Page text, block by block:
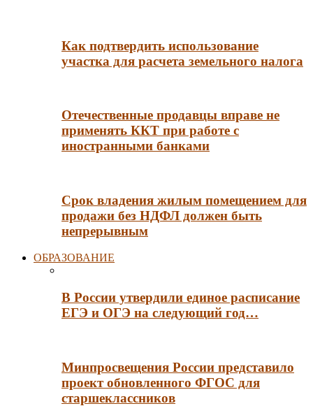
Как подтвердить использование
участка для расчета земельного налога
Отечественные продавцы вправе не
применять ККТ при работе с
иностранными банками
Срок владения жилым помещением для
продажи без НДФЛ должен быть
непрерывным
ОБРАЗОВАНИЕ
В России утвердили единое расписание
ЕГЭ и ОГЭ на следующий год…
Минпросвещения России представило
проект обновленного ФГОС для
старшеклассников